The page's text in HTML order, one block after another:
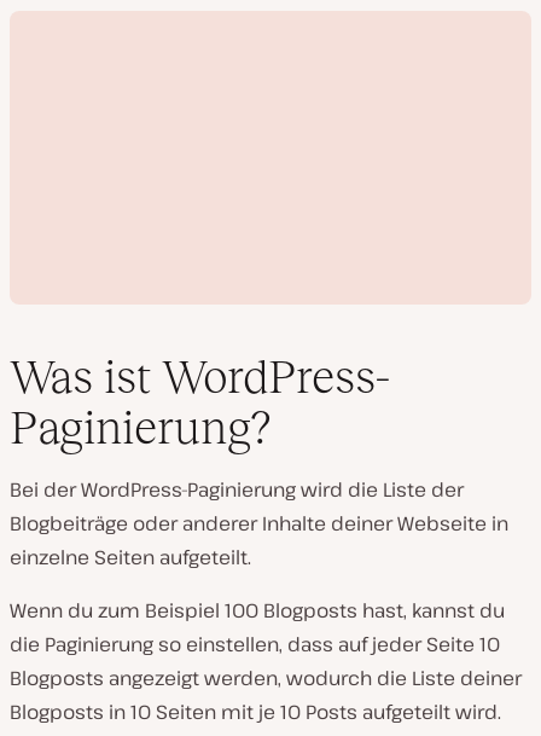
d
p
i
e
e
Was ist WordPress-
Paginierung?
Bei der WordPress-Paginierung wird die Liste der
Blogbeiträge oder anderer Inhalte deiner Webseite in
einzelne Seiten aufgeteilt.
Wenn du zum Beispiel 100 Blogposts hast, kannst du
die Paginierung so einstellen, dass auf jeder Seite 10
Blogposts angezeigt werden, wodurch die Liste deiner
Blogposts in 10 Seiten mit je 10 Posts aufgeteilt wird.